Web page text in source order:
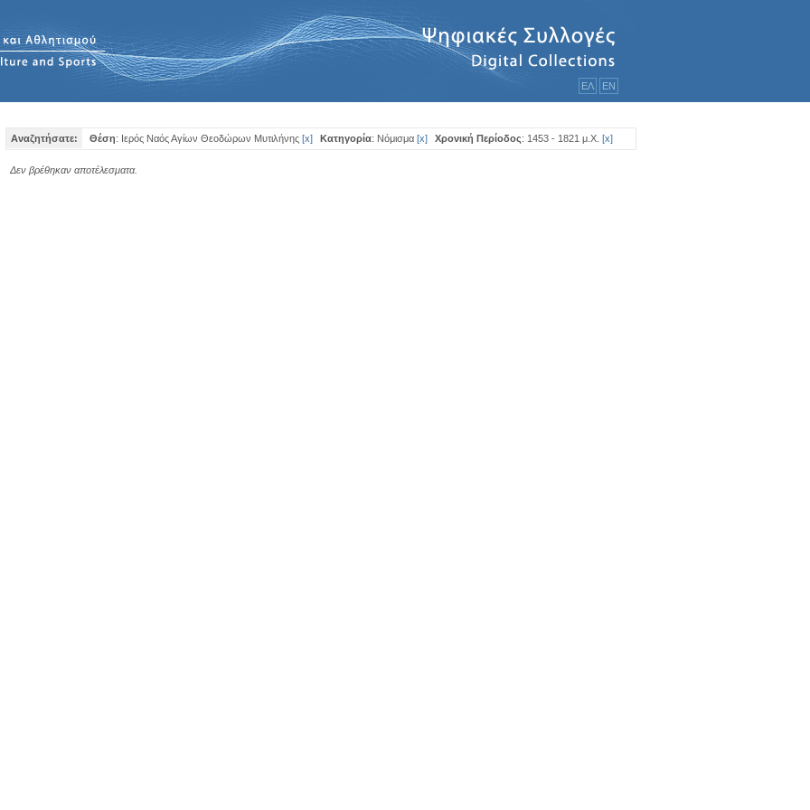
ΕΛ ΕΝ
Αναζητήσατε: Θέση: Ιερός Ναός Αγίων Θεοδώρων Μυτιλήνης [x] Κατηγορία: Νόμισμα [x] Χρονική Περίοδος: 1453 - 1821 μ.Χ. [x]
Δεν βρέθηκαν αποτέλεσματα.